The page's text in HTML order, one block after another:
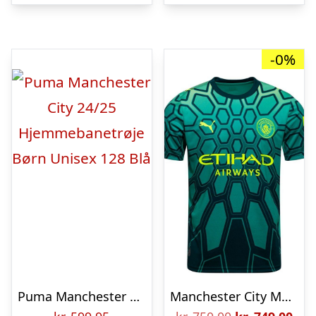
Puma Manchester City 24/25 Hjemmebanetrøje Børn Unisex 128 Blå
-0%
Manchester City Målmandstrøje 2026/27